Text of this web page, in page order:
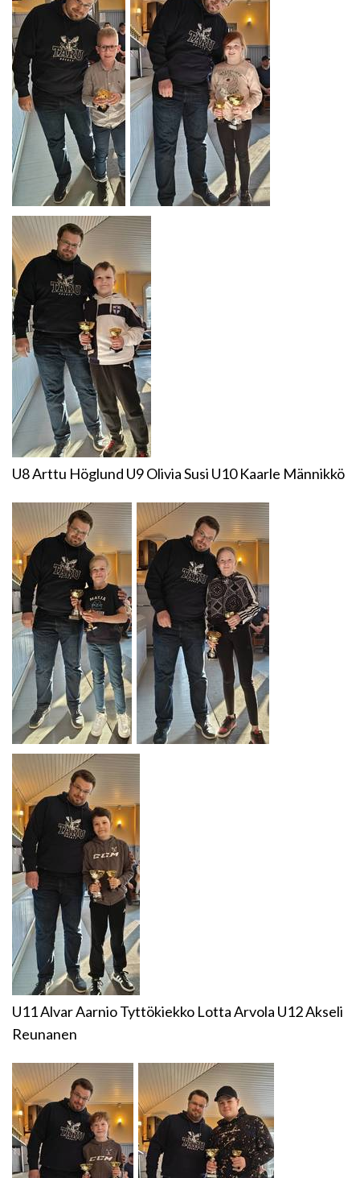
U8 Arttu Höglund U9 Olivia Susi U10 Kaarle Männikkö
U11 Alvar Aarnio Tyttökiekko Lotta Arvola U12 Akseli
Reunanen